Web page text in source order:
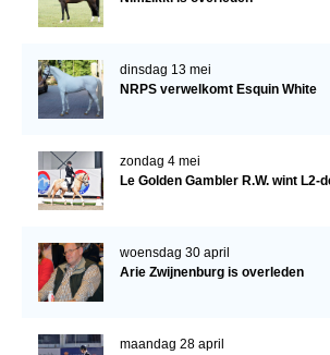
dinsdag 13 mei
NRPS verwelkomt Esquin White
zondag 4 mei
Le Golden Gambler R.W. wint L2-
woensdag 30 april
Arie Zwijnenburg is overleden
maandag 28 april